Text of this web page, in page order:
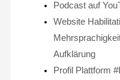
Podcast auf
Website
Aufklärung
Profil Plattform